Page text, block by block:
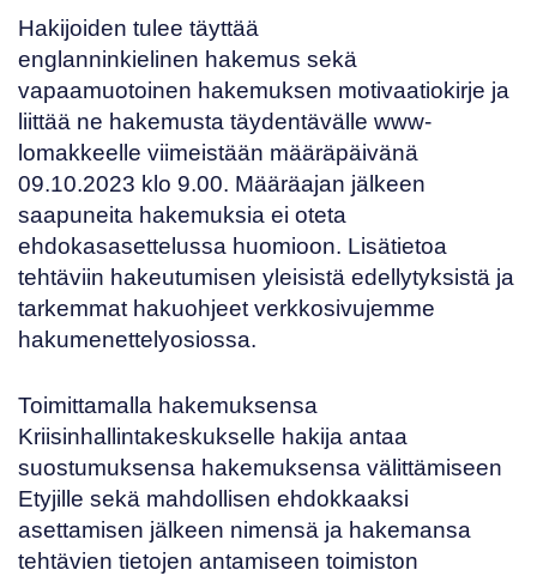
Hakijoiden tulee täyttää
englanninkielinen hakemus sekä
vapaamuotoinen hakemuksen motivaatiokirje ja
liittää ne hakemusta täydentävälle www-
lomakkeelle viimeistään määräpäivänä
09.10.2023 klo 9.00. Määräajan jälkeen
saapuneita hakemuksia ei oteta
ehdokasasettelussa huomioon. Lisätietoa
tehtäviin hakeutumisen yleisistä edellytyksistä ja
tarkemmat hakuohjeetverkkosivujemme
hakumenettelyosiossa.
Toimittamalla hakemuksensa
Kriisinhallintakeskukselle hakija antaa
suostumuksensa hakemuksensa välittämiseen
Etyjille sekä mahdollisen ehdokkaaksi
asettamisen jälkeen nimensä ja hakemansa
tehtävien tietojen antamiseen toimiston